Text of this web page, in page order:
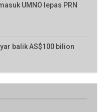
UMNO lepas PRN
balik AS$100 bilion